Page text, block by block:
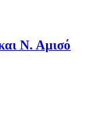
Ν. Αμισό